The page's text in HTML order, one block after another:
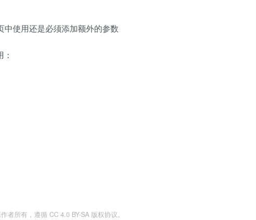
使用还是必须添加额外的参数
所有，遵循 CC 4.0 BY-SA 版权协议。